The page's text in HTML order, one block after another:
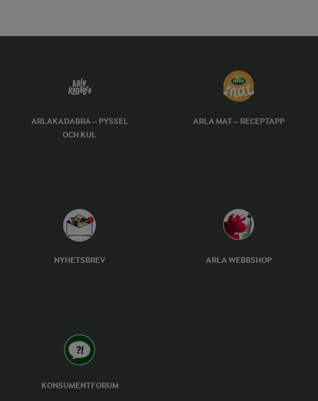
ARLAKADABRA – PYSSEL
OCH KUL
ARLA MAT – RECEPTAPP
NYHETSBREV ARLA WEBBSHOP
KONSUMENTFORUM